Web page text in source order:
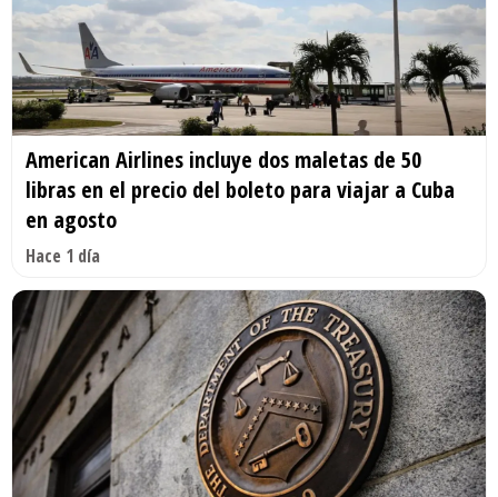
American Airlines incluye dos maletas de 50
libras en el precio del boleto para viajar a Cuba
en agosto
Hace 1 día